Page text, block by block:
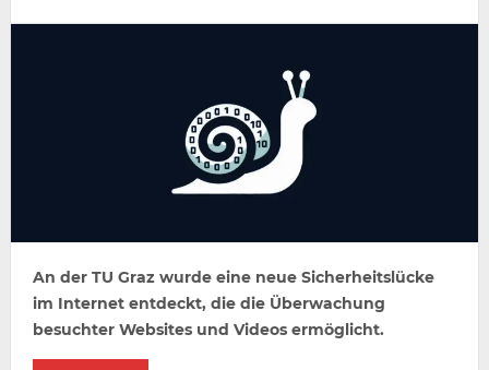
An der TU Graz wurde eine neue Sicherheitslücke
im Internet entdeckt, die die Überwachung
besuchter Websites und Videos ermöglicht.